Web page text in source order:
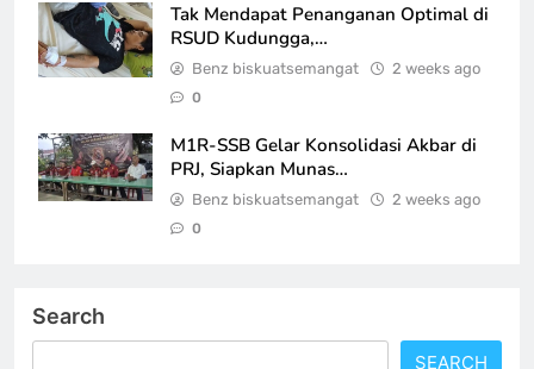
Tak Mendapat Penanganan Optimal di
RSUD Kudungga,…
Benz biskuatsemangat 2 weeks ago
0
M1R-SSB Gelar Konsolidasi Akbar di
PRJ, Siapkan Munas…
Benz biskuatsemangat 2 weeks ago
0
Search
SEARCH